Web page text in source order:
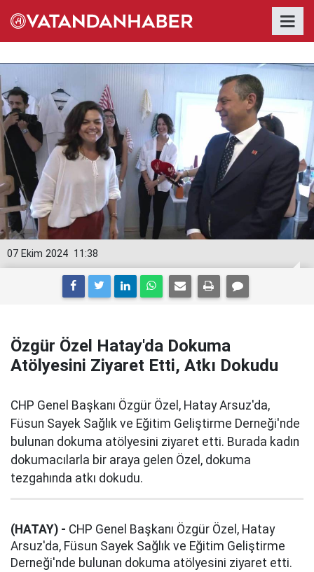
11:38
07 Ekim 2024
Özgür Özel Hatay'da Dokuma
Atölyesini Ziyaret Etti, Atkı Dokudu
CHP Genel Başkanı Özgür Özel, Hatay Arsuz'da,
Füsun Sayek Sağlık ve Eğitim Geliştirme Derneği'nde
bulunan dokuma atölyesini ziyaret etti. Burada kadın
dokumacılarla bir araya gelen Özel, dokuma
tezgahında atkı dokudu.
(HATAY) - CHP Genel Başkanı Özgür Özel, Hatay
Arsuz'da, Füsun Sayek Sağlık ve Eğitim Geliştirme
Derneği'nde bulunan dokuma atölyesini ziyaret etti.